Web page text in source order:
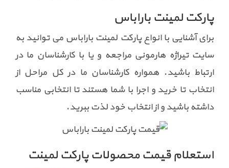
پارکت لمینت باراباس
برای آشنایی با انواع پارکت لمینت باراباس می توانید به
سایت تیراژه هارمونی مراجعه و یا با کارشناسان ما در
ارتباط باشید. همواره کارشناسان ما در کل مراحل از
انتخاب تا خرید و اجرا با شما هستند تا انتخابی مناسب
داشته باشید و از انتخاب خود لذت ببرید.
استعلام قیمت محصولات پارکت لمینت